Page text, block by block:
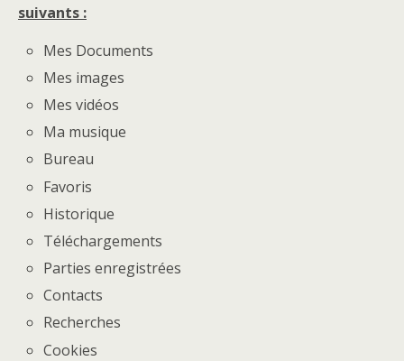
suivants :
Mes Documents
Mes images
Mes vidéos
Ma musique
Bureau
Favoris
Historique
Téléchargements
Parties enregistrées
Contacts
Recherches
Cookies